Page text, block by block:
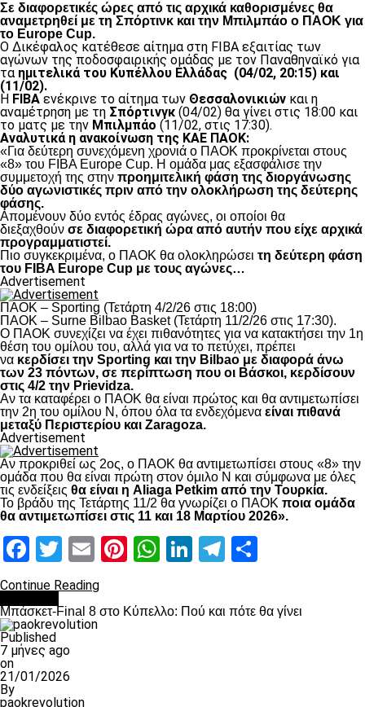
Σε διαφορετικές ώρες από τις αρχικά καθορισμένες θα
αναμετρηθεί με τη Σπόρτινκ και την Μπιλμπάο ο ΠΑΟΚ για
το Europe Cup.
Ο Δικέφαλος κατέθεσε αίτημα στη FIBA εξαιτίας των
αγώνων της ποδοσφαιρικής ομάδας με τον Παναθηναϊκό για
τα ημιτελικά του Κυπέλλου Ελλάδας (04/02, 20:15) και
(11/02).
Η FIBAενέκρινε το αίτημα των Θεσσαλονικιών και η
αναμέτρηση με τη Σπόρτινγκ (04/02) θα γίνει στις 18:00 και
το ματς με την Μπιλμπάο (11/02, στις 17:30).
Αναλυτικά η ανακοίνωση της ΚΑΕ ΠΑΟΚ:
«Για δεύτερη συνεχόμενη χρονιά ο ΠΑΟΚ προκρίνεται στους
«8» του FIBA Europe Cup. H ομάδα μας εξασφάλισε την
συμμετοχή της στην προημιτελική φάση της διοργάνωσης
δύο αγωνιστικές πριν από την ολοκλήρωση της δεύτερης
φάσης.
Απομένουν δύο εντός έδρας αγώνες, οι οποίοι θα
διεξαχθούν σε διαφορετική ώρα από αυτήν που είχε αρχικά
προγραμματιστεί.
Πιο συγκεκριμένα, ο ΠΑΟΚ θα ολοκληρώσει τη δεύτερη φάση
του FIBA Europe Cup με τους αγώνες…
Advertisement
ΠΑΟΚ – Sporting (Τετάρτη 4/2/26 στις 18:00)
ΠΑΟΚ – Surne Bilbao Basket (Τετάρτη 11/2/26 στις 17:30).
Ο ΠΑΟΚ συνεχίζει να έχει πιθανότητες για να κατακτήσει την 1η
θέση του ομίλου του, αλλά για να το πετύχει, πρέπει
να κερδίσει την Sporting και την Bilbao με διαφορά άνω
των 23 πόντων, σε περίπτωση που οι Βάσκοι, κερδίσουν
στις 4/2 την Prievidza.
Αν τα καταφέρει ο ΠΑΟΚ θα είναι πρώτος και θα αντιμετωπίσει
την 2η του ομίλου Ν, όπου όλα τα ενδεχόμενα είναι πιθανά
μεταξύ Περιστερίου και Zaragoza.
Advertisement
Αν προκριθεί ως 2ος, ο ΠΑΟΚ θα αντιμετωπίσει στους «8» την
ομάδα που θα είναι πρώτη στον όμιλο Ν και σύμφωνα με όλες
τις ενδείξεις θα είναι η Aliaga Petkim από την Τουρκία.
Το βράδυ της Τετάρτης 11/2 θα γνωρίζει ο ΠΑΟΚ ποια ομάδα
θα αντιμετωπίσει στις 11 και 18 Μαρτίου 2026».
Facebook
Twitter
EmailPinterest
WhatsApp
LinkedIn
Telegram
Continue Reading
Μπάσκετ-Final 8 στο Κύπελλο: Πού και πότε θα γίνει
Published
7 μήνες ago
on
21/01/2026
By
paokrevolution